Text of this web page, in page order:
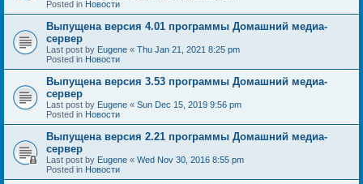
Posted in Новости
Выпущена версия 4.01 программы Домашний медиа-
сервер
Last post by Eugene « Thu Jan 21, 2021 8:25 pm
Posted in Новости
Выпущена версия 3.53 программы Домашний медиа-
сервер
Last post by Eugene « Sun Dec 15, 2019 9:56 pm
Posted in Новости
Выпущена версия 2.21 программы Домашний медиа-
сервер
Last post by Eugene « Wed Nov 30, 2016 8:55 pm
Posted in Новости